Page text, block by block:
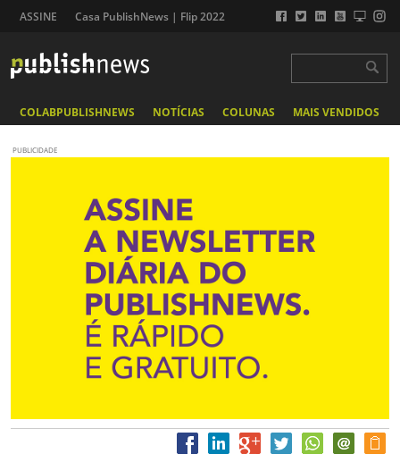
ASSINE Casa PublishNews | Flip 2022
COLABPUBLISHNEWS NOTÍCIAS COLUNAS MAIS VENDIDOS
PUBLICIDADE